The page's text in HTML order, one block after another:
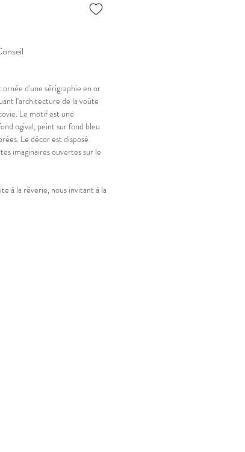
d'une sérigraphie en or
l'architecture de la voûte
Le motif est une
ogival, peint sur fond bleu
Le décor est disposé
imaginaires ouvertes sur le
à la rêverie, nous invitant à la